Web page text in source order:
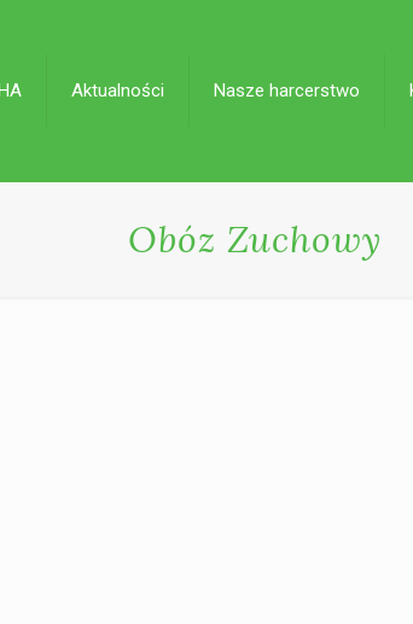
Aktualności Nasze harcerstwo
Obóz Zuchowy